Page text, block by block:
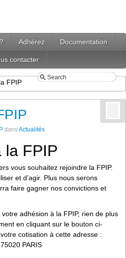
Adhérez Documentation
contacter
FPIP
dansActualités
la FPIP
vous souhaitez rejoindre la FPIP.
et d’agir. Plus nous serons
faire gagner nos convictions et
adhésion à la FPIP, rien de plus
en cliquant sur le bouton ci-
cotisation à cette adresse :
PARIS